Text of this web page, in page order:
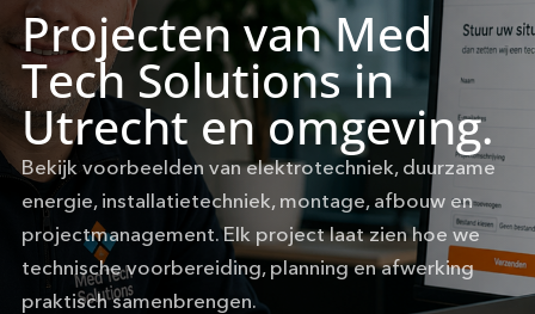
Projecten van Med
Tech Solutions in
Utrecht en omgeving.
Bekijk voorbeelden van elektrotechniek, duurzame
energie, installatietechniek, montage, afbouw en
projectmanagement. Elk project laat zien hoe we
technische voorbereiding, planning en afwerking
praktisch samenbrengen.